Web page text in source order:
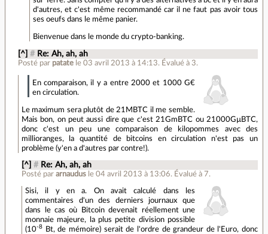
d'autres, et c'est même recommandé car il ne faut pas avoir tous
ses oeufs dans le même panier.
Bienvenue dans le monde du crypto-banking.
[^] # Re: Ah, ah, ah
Posté par patate le 03 avril 2013 à 14:13. Évalué à 3.
En comparaison, il y a entre 2000 et 1000 G€
en circulation.
Le maximum sera plutôt de 21MBTC il me semble.
Mais bon, on peut aussi dire que c'est 21GmBTC ou 21000GµBTC,
donc c'est un peu une comparaison de kilopommes avec des
millioranges, la quantité de bitcoins en circulation n'est pas un
problème (y'en a d'autres par contre!).
[^] # Re: Ah, ah, ah
Posté pararnaudus le 04 avril 2013 à 13:06. Évalué à 7.
Sisi, il y en a. On avait calculé dans les
commentaires d'un des derniers journaux que
dans le cas où Bitcoin devenait réellement une
monnaie majeure, la plus petite division possible
(10-8
Bt, de mémoire) serait de l'ordre de grandeur de l'Euro, donc